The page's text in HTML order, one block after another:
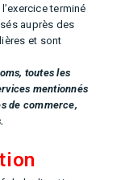
terminé
auprès des
et sont
toutes les
mentionnés
de commerce,